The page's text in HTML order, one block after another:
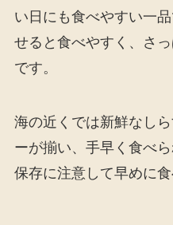
い日にも食べやすい一
せると食べやすく、さ
です。
海の近くでは新鮮なし
ーが揃い、手早く食べ
保存に注意して早めに食